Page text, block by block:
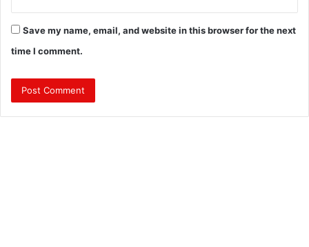
Save my name, email, and website in this browser for the next
time I comment.